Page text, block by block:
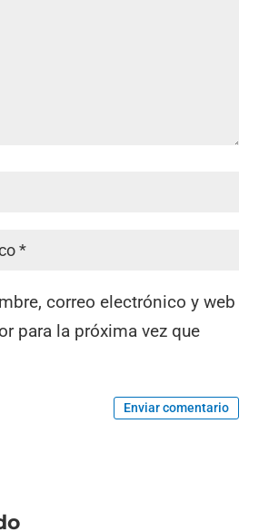
correo electrónico y web
para la próxima vez que
Enviar comentario